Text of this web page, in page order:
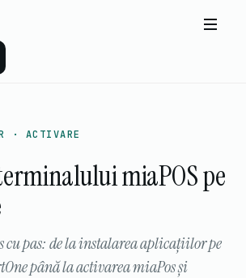
· ACTIVARE
miaPOS pe
cu pas: de la instalarea aplicațiilor pe
până la activarea miaPos și